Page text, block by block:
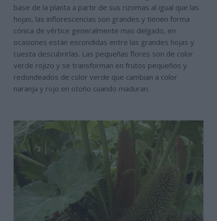
base de la planta a partir de sus rizomas al igual que las
hojas, las inflorescencias son grandes y tienen forma
cónica de vértice generalmente mas delgado, en
ocasiones están escondidas entre las grandes hojas y
cuesta descubrirlas. Las pequeñas flores son de color
verde rojizo y se transforman en frutos pequeños y
redondeados de color verde que cambian a color
naranja y rojo en otoño cuando maduran.